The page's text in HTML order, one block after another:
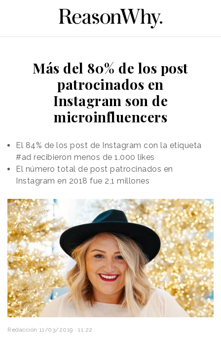
Más del 80% de los post
patrocinados en
Instagram son de
microinfluencers
El 84% de los post de Instagram con la etiqueta
#ad recibieron menos de 1.000 likes
El número total de post patrocinados en
Instagram en 2018 fue 2,1 millones
Redacción 11/03/2019 · 11:22